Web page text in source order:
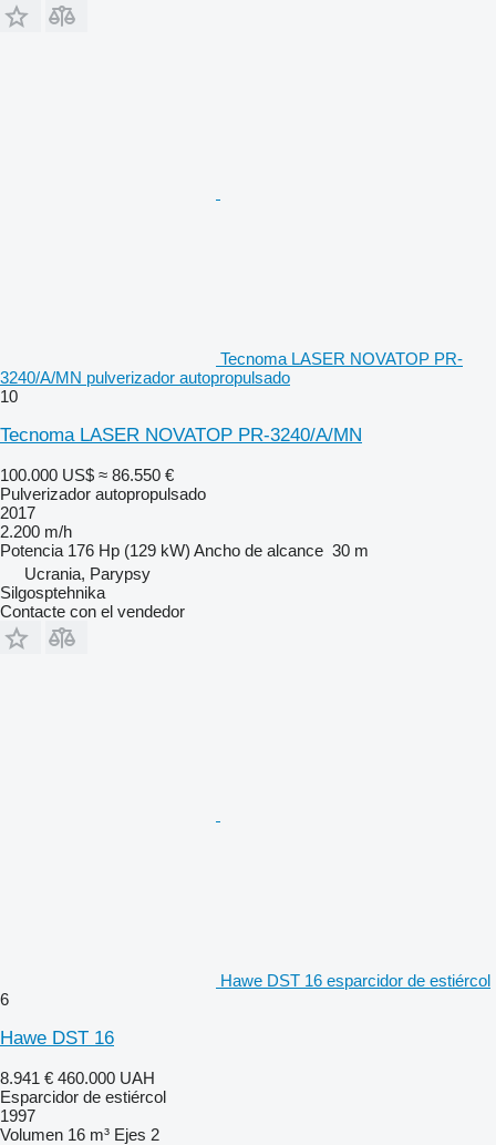
Tecnoma LASER NOVATOP PR-
3240/A/MN pulverizador autopropulsado
10
Tecnoma LASER NOVATOP PR-3240/A/MN
100.000 US$ ≈ 86.550 €
Pulverizador autopropulsado
2017
2.200 m/h
Potencia 176 Hp (129 kW) Ancho de alcance 30 m
Ucrania, Parypsy
Silgosptehnika
Contacte con el vendedor
Hawe DST 16 esparcidor de estiércol
6
Hawe DST 16
8.941 € 460.000 UAH
Esparcidor de estiércol
1997
Volumen 16 m³ Ejes 2